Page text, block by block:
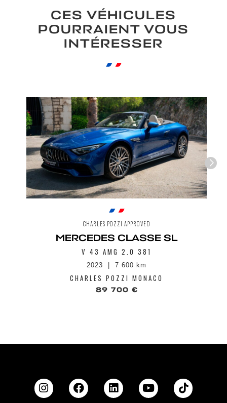
CES VÉHICULES
POURRAIENT VOUS
INTÉRESSER
CHARLES POZZI APPROVED
MERCEDES CLASSE SL
V 43 AMG 2.0 381
2023 7 600 km
CHARLES POZZI MONACO
89 700 €